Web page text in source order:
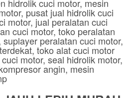
hidrolik cuci motor, mesin
pusat jual hidrolik cuci
motor, jual peralatan cuci
cuci motor, toko peralatan
peralatan cuci motor,
toko alat cuci motor
motor, seal hidrolik motor,
angin, mesin